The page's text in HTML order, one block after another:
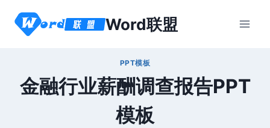
Word联盟
PPT模板
金融行业薪酬调查报告PPT
模板